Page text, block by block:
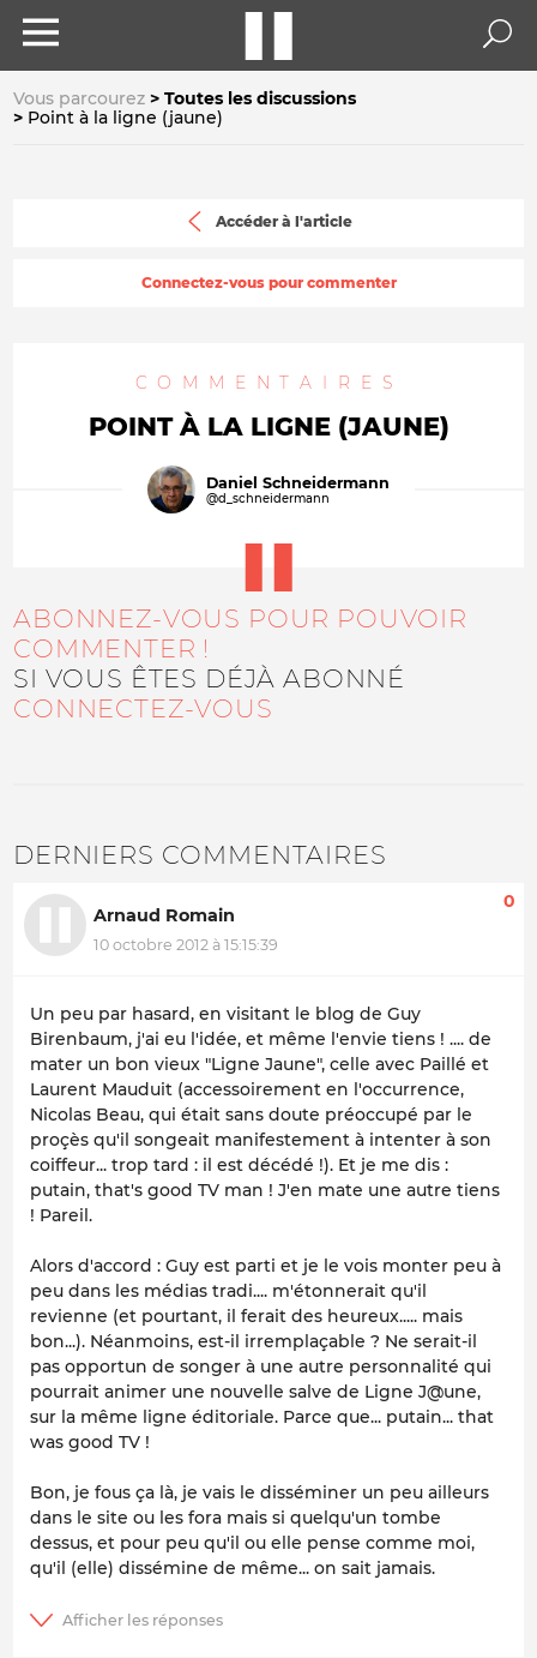
Vous parcourez
Toutes les discussions
Point à la ligne (jaune)
Accéder à l'article
Connectez-vous pour commenter
COMMENTAIRES
POINT À LA LIGNE (JAUNE)
Daniel Schneidermann
@d_schneidermann
ABONNEZ-VOUS POUR POUVOIR
COMMENTER !
SI VOUS ÊTES DÉJÀ ABONNÉ
CONNECTEZ-VOUS
DERNIERS COMMENTAIRES
Arnaud Romain
10 octobre 2012 à 15:15:39
0
Un peu par hasard, en visitant le blog de Guy
Birenbaum, j'ai eu l'idée, et même l'envie tiens ! .... de
mater un bon vieux "Ligne Jaune", celle avec Paillé et
Laurent Mauduit (accessoirement en l'occurrence,
Nicolas Beau, qui était sans doute préoccupé par le
proçès qu'il songeait manifestement à intenter à son
coiffeur... trop tard : il est décédé !). Et je me dis :
putain, that's good TV man ! J'en mate une autre tiens
! Pareil.
Alors d'accord : Guy est parti et je le vois monter peu à
peu dans les médias tradi.... m'étonnerait qu'il
revienne (et pourtant, il ferait des heureux..... mais
bon...). Néanmoins, est-il irremplaçable ? Ne serait-il
pas opportun de songer à une autre personnalité qui
pourrait animer une nouvelle salve de Ligne J@une,
sur la même ligne éditoriale. Parce que... putain... that
was good TV !
Bon, je fous ça là, je vais le disséminer un peu ailleurs
dans le site ou les fora mais si quelqu'un tombe
dessus, et pour peu qu'il ou elle pense comme moi,
qu'il (elle) dissémine de même... on sait jamais.